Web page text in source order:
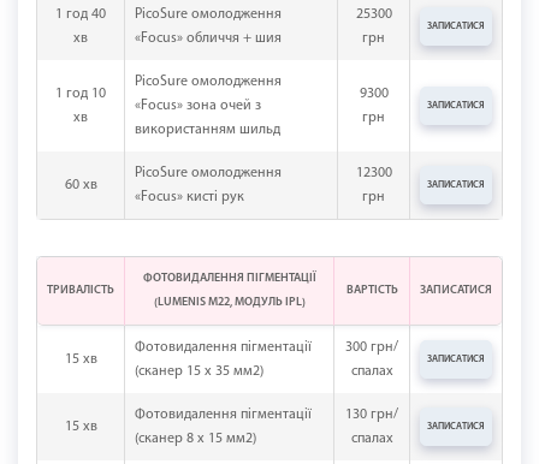
1 год 40
хв
PicoSure омолодження
«Focus» обличчя + шия
25300
грн
ЗАПИСАТИСЯ
1 год 10
хв
PicoSure омолодження
«Focus» зона очей з
використанням шильд
9300
грн
ЗАПИСАТИСЯ
60 хв
PicoSure омолодження
«Focus» кисті рук
12300
грн
ЗАПИСАТИСЯ
15 хв
Фотовидалення пігментації
(сканер 15 x 35 мм2)
300 грн/
спалах
ЗАПИСАТИСЯ
15 хв
Фотовидалення пігментації
(сканер 8 x 15 мм2)
130 грн/
спалах
ЗАПИСАТИСЯ
ТРИВАЛІСТЬ
ФОТОВИДАЛЕННЯ ПІГМЕНТАЦІЇ
(LUMENIS М22, МОДУЛЬ IPL)
ВАРТІСТЬ ЗАПИСАТИСЯ